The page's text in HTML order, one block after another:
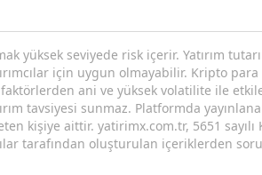
seviyede risk içerir. Yatırım
için uygun olmayabilir. Kripto
ani ve yüksek volatilite ile
tavsiyesi sunmaz. Platformda
aittir. yatirimx.com.tr, 5651 sayılı
tarafından oluşturulan içeriklerden